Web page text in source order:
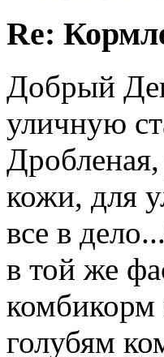
Re:
Добрый
уличную
кожи, для
все в
в той же
голубям